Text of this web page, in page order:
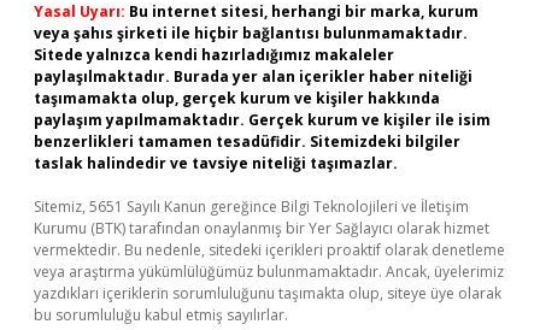
Yasal Uyarı: Bu internet sitesi, herhangi bir marka, kurum
veya şahıs şirketi ile hiçbir bağlantısı bulunmamaktadır.
Sitede yalnızca kendi hazırladığımız makaleler
paylaşılmaktadır. Burada yer alan içerikler haber niteliği
taşımamakta olup, gerçek kurum ve kişiler hakkında
paylaşım yapılmamaktadır. Gerçek kurum ve kişiler ile isim
benzerlikleri tamamen tesadüfidir. Sitemizdeki bilgiler
taslak halindedir ve tavsiye niteliği taşımazlar.
Sitemiz, 5651 Sayılı Kanun gereğince Bilgi Teknolojileri ve İletişim
Kurumu (BTK) tarafından onaylanmış bir Yer Sağlayıcı olarak hizmet
vermektedir. Bu nedenle, sitedeki içerikleri proaktif olarak denetleme
veya araştırma yükümlülüğümüz bulunmamaktadır. Ancak, üyelerimiz
yazdıkları içeriklerin sorumluluğunu taşımakta olup, siteye üye olarak
bu sorumluluğu kabul etmiş sayılırlar.